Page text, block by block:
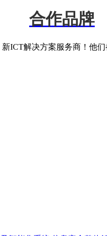
合作品牌
ICT解决方案服务商！他们